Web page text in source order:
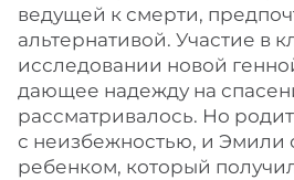
ведущей к смерти,
альтернативой. Участие в
исследовании новой
дающее надежду на
рассматривалось. Но
с неизбежностью, и Эмили
ребенком, который